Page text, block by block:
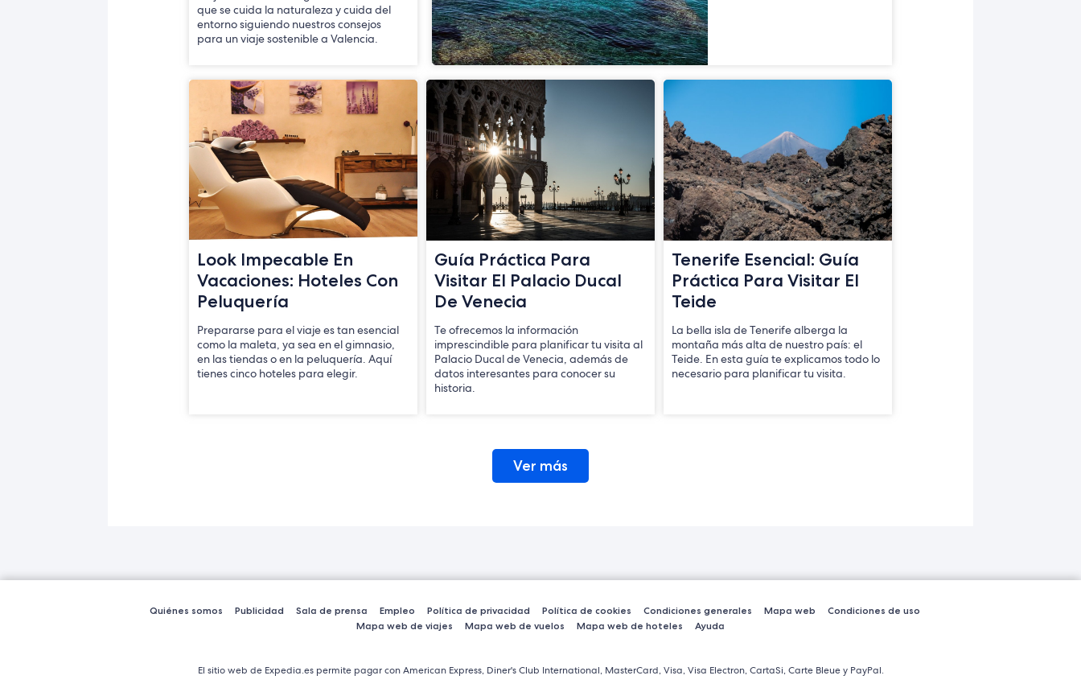
que se cuida la naturaleza y cuida del
entorno siguiendo nuestros consejos
para un viaje sostenible a Valencia.
Look Impecable En
Vacaciones: Hoteles Con
Peluquería
Prepararse para el viaje es tan esencial
como la maleta, ya sea en el gimnasio,
en las tiendas o en la peluquería. Aquí
tienes cinco hoteles para elegir.
Guía Práctica Para
Visitar El Palacio Ducal
De Venecia
Te ofrecemos la información
imprescindible para planificar tu visita al
Palacio Ducal de Venecia, además de
datos interesantes para conocer su
historia.
Tenerife Esencial: Guía
Práctica Para Visitar El
Teide
La bella isla de Tenerife alberga la
montaña más alta de nuestro país: el
Teide. En esta guía te explicamos todo lo
necesario para planificar tu visita.
Ver más
Quiénes somos Publicidad Sala de prensa Empleo Política de privacidad Política de cookies Condiciones generales Mapa web
Condiciones de uso
Mapa web de viajes
Mapa web de vuelos Mapa web de hoteles Ayuda
El sitio web de Expedia.es permite pagar con American Express, Diner's Club International, MasterCard, Visa, Visa Electron, CartaSi, Carte Bleue y PayPal.